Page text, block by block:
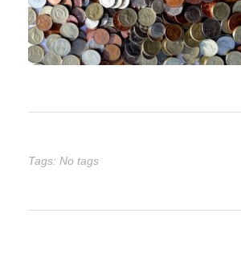
Tags: No tags